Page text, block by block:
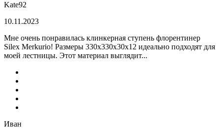
Kate92
10.11.2023
Мне очень понравилась клинкерная ступень флорентинер
Silex Merkurio! Размеры 330х330х30х12 идеально подходят для
моей лестницы. Этот материал выглядит...
Иван